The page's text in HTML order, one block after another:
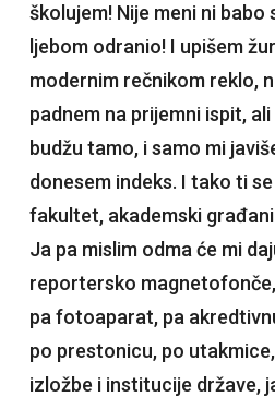
školujem! Nije meni ni
ljebom odranio! I upišem
modernim rečnikom reklo,
padnem na prijemni ispit,
budžu tamo, i samo mi
donesem indeks. I tako ti
fakultet, akademski
Ja pa mislim odma će mi
reportersko
pa fotoaparat, pa
po prestonicu, po
izložbe i institucije države,